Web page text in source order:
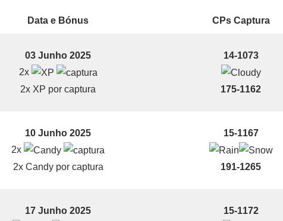
Data e Bónus CPs Captura
03 Junho 2025
2x
2x XP por captura
14-1073
175-1162
10 Junho 2025
2x
2x Candy por captura
15-1167
191-1265
17 Junho 2025
15-1172